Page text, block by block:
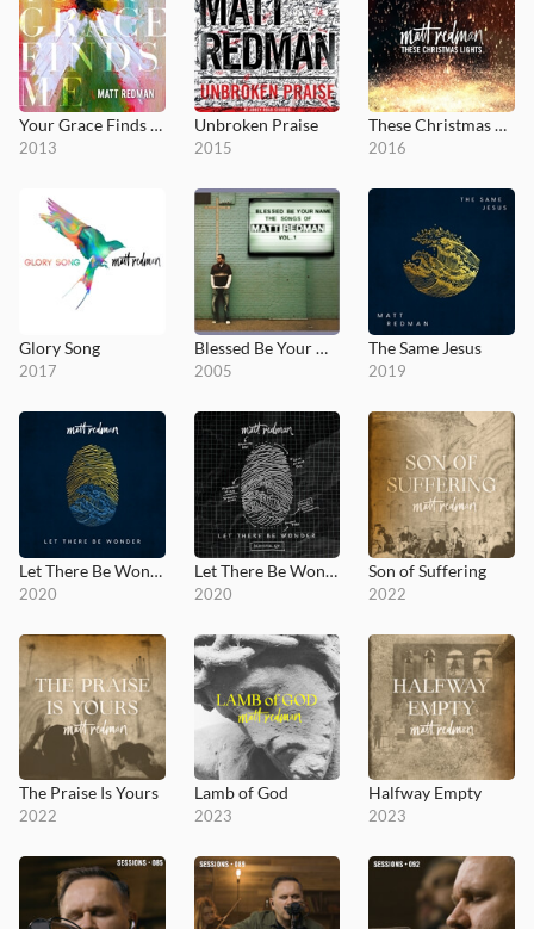
Your Grace Finds Me
2013
Unbroken Praise
2015
These Christmas Lights
2016
Glory Song
2017
Blessed Be Your Name (The Songs of Matt Redman, Vol. 1)
2005
The Same Jesus
2019
Let There Be Wonder
2020
Let There Be Wonder (Acoustic)
2020
Son of Suffering
2022
The Praise Is Yours
2022
Lamb of God
2023
Halfway Empty
2023